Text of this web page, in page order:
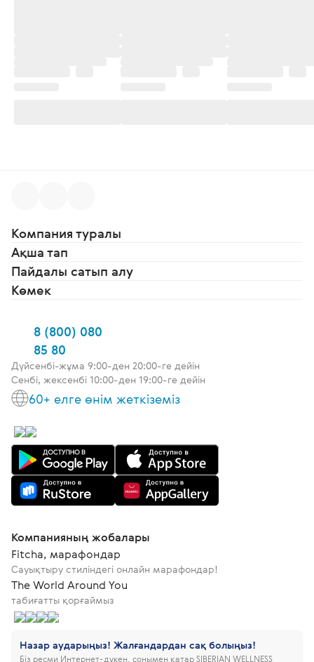
Компания туралы
Ақша тап
Пайдалы сатып алу
Көмек
8 (800) 080
85 80
Дүйсенбі-жұма 9:00-ден 20:00-ге дейін
Сенбі, жексенбі 10:00-ден 19:00-ге дейін
60+ елге өнім жеткіземіз
Компанияның жобалары
Fitcha, марафондар
Сауықтыру стиліндегі онлайн марафондар!
The World Around You
табиғатты қорғаймыз
Назар аударыңыз! Жалғандардан сақ болыңыз!
Біз ресми Интернет-дүкен, сонымен қатар SIBERIAN WELLNESS